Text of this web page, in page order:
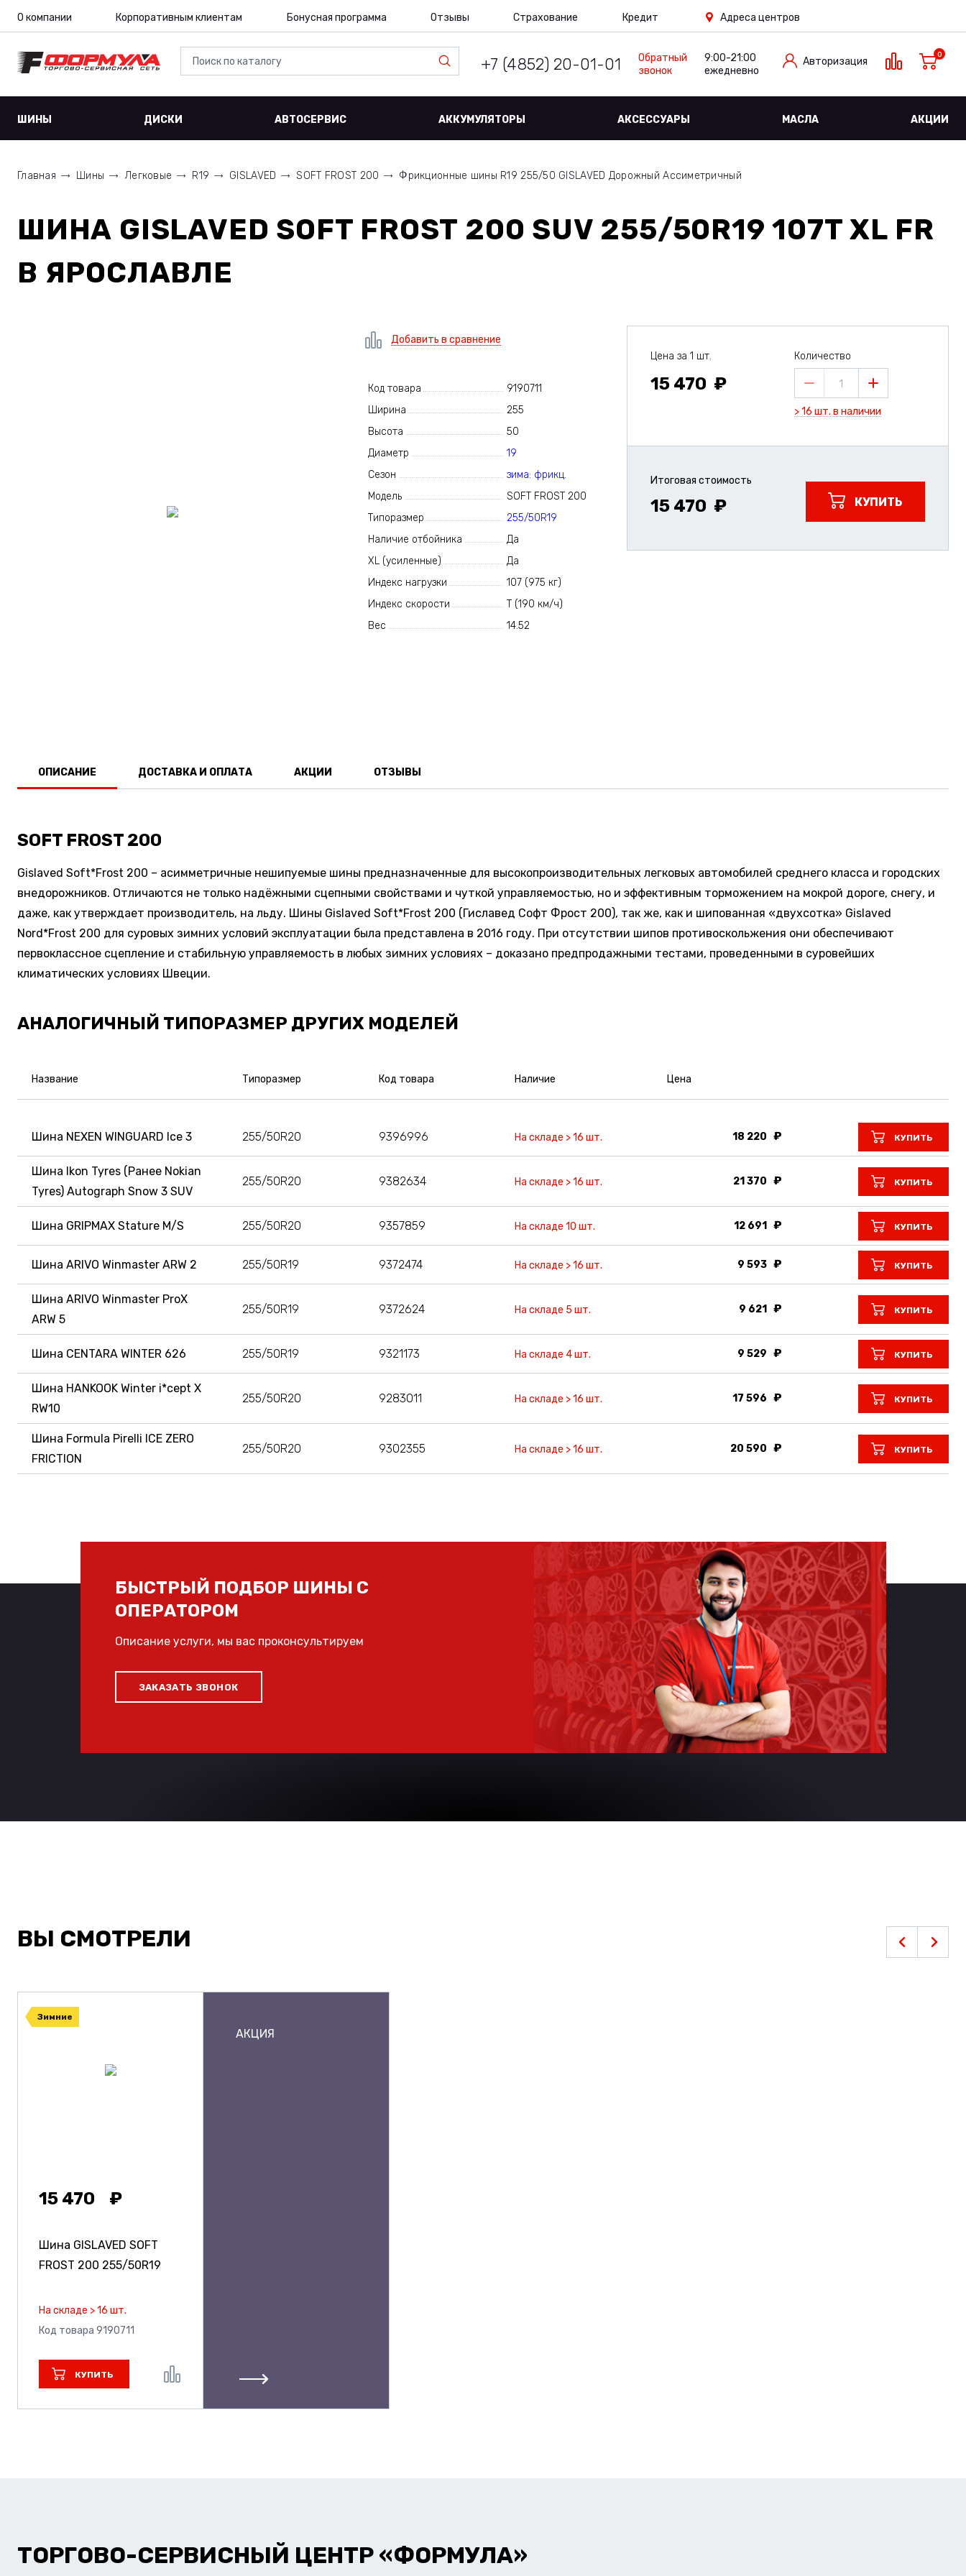
О компании Корпоративным клиентам Бонусная программа Отзывы Страхование Кредит Адреса центров
+7 (4852) 20-01-01
Обратный
звонок
9:00-21:00
ежедневно
Авторизация
0
ШИНЫ ДИСКИ АВТОСЕРВИС АККУМУЛЯТОРЫ АКСЕССУАРЫ МАСЛА АКЦИИ
Главная Шины Легковые R19 GISLAVED SOFT FROST 200 Фрикционные шины R19 255/50 GISLAVED Дорожный Ассиметричный
ШИНА GISLAVED SOFT FROST 200 SUV 255/50R19 107T XL FR
В ЯРОСЛАВЛЕ
Добавить в сравнение
Код товара
9190711
Ширина
255
Высота
50
Диаметр
19
Сезон
зима: фрикц.
Модель
SOFT FROST 200
Типоразмер
255/50R19
Наличие отбойника
Да
XL (усиленные)
Да
Индекс нагрузки
107 (975 кг)
Индекс скорости
T (190 км/ч)
Вес
14.52
Цена за 1 шт.
15 470
Количество
1
> 16 шт. в наличии
Итоговая стоимость
15 470 КУПИТЬ
ОПИСАНИЕ ДОСТАВКА И ОПЛАТА АКЦИИ ОТЗЫВЫ
SOFT FROST 200
Gislaved Soft*Frost 200 – асимметричные нешипуемые шины предназначенные для высокопроизводительных легковых автомобилей среднего класса и городских
внедорожников. Отличаются не только надёжными сцепными свойствами и чуткой управляемостью, но и эффективным торможением на мокрой дороге, снегу, и
даже, как утверждает производитель, на льду. Шины Gislaved Soft*Frost 200 (Гиславед Софт Фрост 200), так же, как и шипованная «двухсотка» Gislaved
Nord*Frost 200 для суровых зимних условий эксплуатации была представлена в 2016 году. При отсутствии шипов противоскольжения они обеспечивают
первоклассное сцепление и стабильную управляемость в любых зимних условиях – доказано предпродажными тестами, проведенными в суровейших
климатических условиях Швеции.
АНАЛОГИЧНЫЙ ТИПОРАЗМЕР ДРУГИХ МОДЕЛЕЙ
Название Типоразмер Код товара Наличие Цена
Шина NEXEN WINGUARD Ice 3 255/50R20 9396996 На складе > 16 шт. 18 220 КУПИТЬ
Шина Ikon Tyres (Ранее Nokian
Tyres) Autograph Snow 3 SUV
255/50R20 9382634 На складе > 16 шт. 21 370 КУПИТЬ
Шина GRIPMAX Stature M/S 255/50R20 9357859 На складе 10 шт. 12 691 КУПИТЬ
Шина ARIVO Winmaster ARW 2 255/50R19 9372474 На складе > 16 шт. 9 593 КУПИТЬ
Шина ARIVO Winmaster ProX
ARW 5
255/50R19 9372624 На складе 5 шт. 9 621 КУПИТЬ
Шина CENTARA WINTER 626 255/50R19 9321173 На складе 4 шт. 9 529 КУПИТЬ
Шина HANKOOK Winter i*cept X
RW10
255/50R20 9283011 На складе > 16 шт. 17 596 КУПИТЬ
Шина Formula Pirelli ICE ZERO
FRICTION
255/50R20 9302355 На складе > 16 шт. 20 590 КУПИТЬ
БЫСТРЫЙ ПОДБОР ШИНЫ С
ОПЕРАТОРОМ
Описание услуги, мы вас проконсультируем
ЗАКАЗАТЬ ЗВОНОК
ВЫ СМОТРЕЛИ
Зимние
15 470
Шина GISLAVED SOFT
FROST 200 255/50R19
На складе > 16 шт.
Код товара 9190711
КУПИТЬ
АКЦИЯ
ТОРГОВО-СЕРВИСНЫЙ ЦЕНТР «ФОРМУЛА»